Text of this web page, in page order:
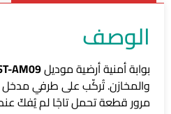
الوصف
بوابة أمنية أرضية موديلAM09
والمخازن. تُركّب على طرفي مدخل
مرور قطعة تحمل تاجًا لم يُفكّ